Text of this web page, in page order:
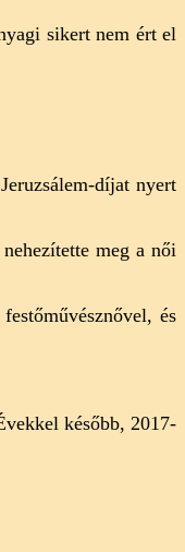
sikert nem ért el
díjat nyert
meg a női
és
később, 2017-